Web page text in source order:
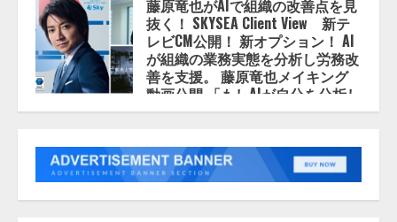
藤原竜也がAIで組織の改善点を見
抜く！ SKYSEA Client View 新テ
レビCM公開！ 新オプション！ AI
が組織の業務実態を分析し労務改
善を支援。 藤原竜也メイキング
動画公開 「もしAIが自分を分析し
たら、すぐ休めと言われる自信が
捕まえたり、虫と戦ったり…」
2026/08/06/14:54:31
5
2026/08/06/14:54:32
【開催報告】次世代AIプラットフ
ォーム「TAIZA」および新サービ
lmessage、MCP接続機能を強化
し、AIから設定操作できる機能を